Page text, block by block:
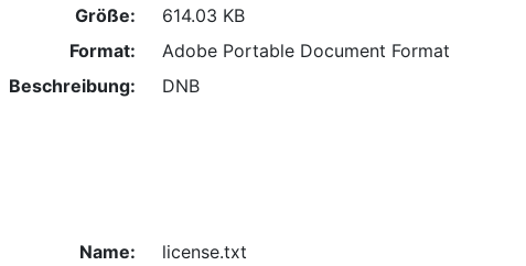
Größe:
614.03 KB
Format:
Adobe Portable Document Format
Beschreibung:
DNB
Name:
license.txt